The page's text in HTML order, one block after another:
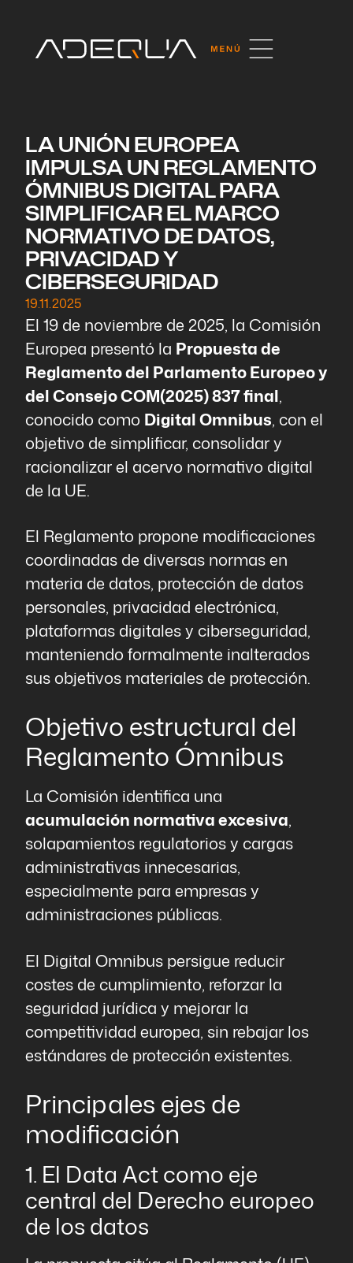
LA UNIÓN EUROPEA
IMPULSA UN REGLAMENTO
ÓMNIBUS DIGITAL PARA
SIMPLIFICAR EL MARCO
NORMATIVO DE DATOS,
PRIVACIDAD Y
CIBERSEGURIDAD
19.11.2025
El 19 de noviembre de 2025, la Comisión
Europea presentó la Propuesta de
Reglamento del Parlamento Europeo y
del Consejo COM(2025) 837 final,
conocido como Digital Omnibus, con el
objetivo de simplificar, consolidar y
racionalizar el acervo normativo digital
de la UE.
El Reglamento propone modificaciones
coordinadas de diversas normas en
materia de datos, protección de datos
personales, privacidad electrónica,
plataformas digitales y ciberseguridad,
manteniendo formalmente inalterados
sus objetivos materiales de protección.
Objetivo estructural del
Reglamento Ómnibus
La Comisión identifica una
acumulación normativa excesiva,
solapamientos regulatorios y cargas
administrativas innecesarias,
especialmente para empresas y
administraciones públicas.
El Digital Omnibus persigue reducir
costes de cumplimiento, reforzar la
seguridad jurídica y mejorar la
competitividad europea, sin rebajar los
estándares de protección existentes.
Principales ejes de
modificación
1. El Data Act como eje
central del Derecho europeo
de los datos